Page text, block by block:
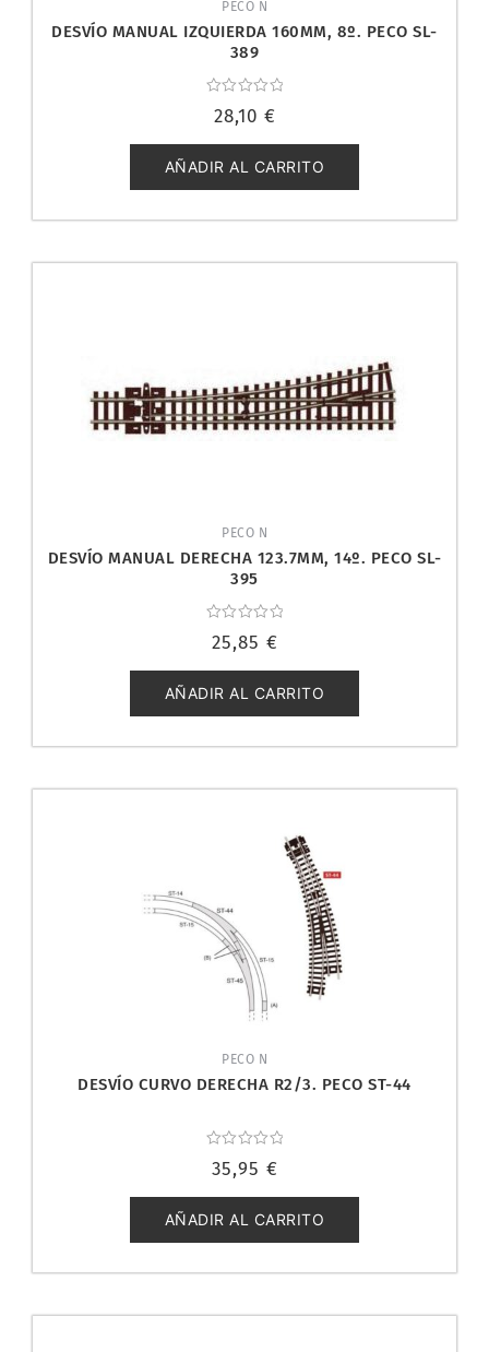
PECO N
DESVÍO MANUAL IZQUIERDA 160MM, 8º. PECO SL-
389
con
de
5
28,10 €
AÑADIR AL CARRITO
PECO N
DESVÍO MANUAL DERECHA 123.7MM, 14º. PECO SL-
395
con
de
5
25,85 €
AÑADIR AL CARRITO
PECO N
DESVÍO CURVO DERECHA R2/3. PECO ST-44
con
de
5
35,95 €
AÑADIR AL CARRITO